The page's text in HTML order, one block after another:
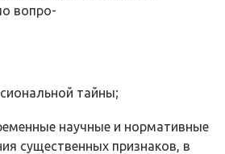
вопро-
тайны;
научные и нормативные
существенных признаков, в